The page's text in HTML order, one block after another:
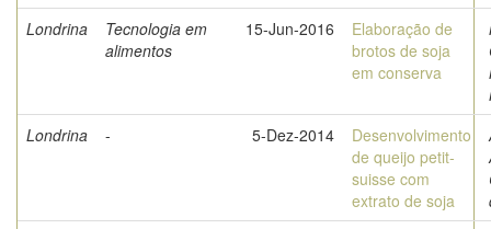
Londrina
Tecnologia em
alimentos
15-Jun-2016
Elaboração de
brotos de soja
em conserva
Londrina
- 5-Dez-2014
Desenvolvimento
de queijo petit-
suisse com
extrato de soja